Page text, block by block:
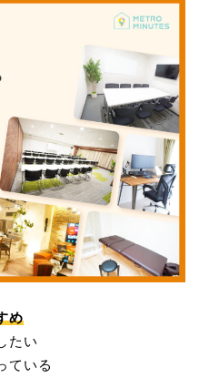
め
たい
ている